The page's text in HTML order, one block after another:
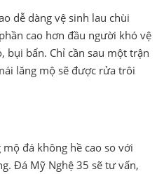
dễ dàng vệ sinh lau chùi
cao hơn đầu người khó vệ
bụi bẩn. Chỉ cần sau một trận
lăng mộ sẽ được rửa trôi
đá không hề cao so với
Đá Mỹ Nghệ 35 sẽ tư vấn,